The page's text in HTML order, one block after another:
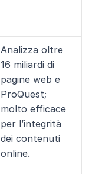
Analizza oltre
16 miliardi di
pagine web e
ProQuest;
molto efficace
per l’integrità
dei contenuti
online.